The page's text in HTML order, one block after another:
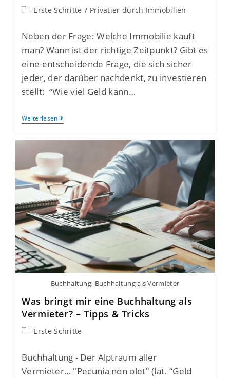
Erste Schritte / Privatier durch Immobilien
Neben der Frage: Welche Immobilie kauft
man? Wann ist der richtige Zeitpunkt? Gibt es
eine entscheidende Frage, die sich sicher
jeder, der darüber nachdenkt, zu investieren
stellt: “Wie viel Geld kann…
Weiterlesen
Buchhaltung, Buchhaltung als Vermieter
Was bringt mir eine Buchhaltung als
Vermieter? – Tipps & Tricks
Erste Schritte
Buchhaltung - Der Alptraum aller
Vermieter… "Pecunia non olet" (lat. “Geld